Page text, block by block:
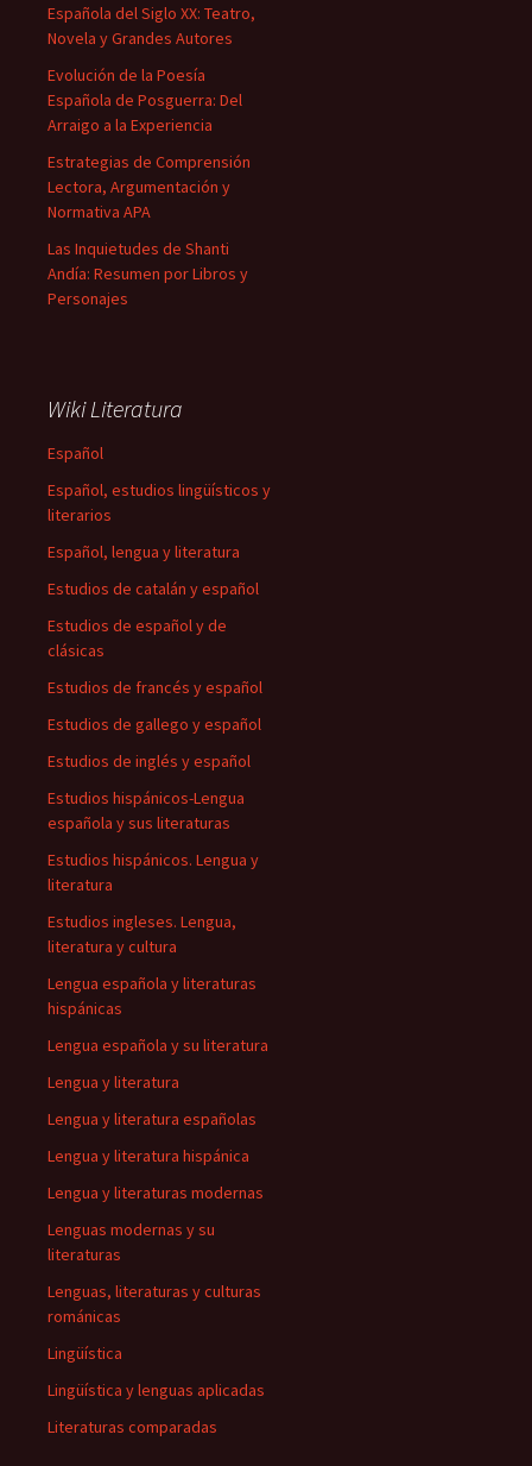
Española del Siglo XX: Teatro,
Novela y Grandes Autores
Evolución de la Poesía
Española de Posguerra: Del
Arraigo a la Experiencia
Estrategias de Comprensión
Lectora, Argumentación y
Normativa APA
Las Inquietudes de Shanti
Andía: Resumen por Libros y
Personajes
Wiki Literatura
Español
Español, estudios lingüísticos y
literarios
Español, lengua y literatura
Estudios de catalán y español
Estudios de español y de
clásicas
Estudios de francés y español
Estudios de gallego y español
Estudios de inglés y español
Estudios hispánicos-Lengua
española y sus literaturas
Estudios hispánicos. Lengua y
literatura
Estudios ingleses. Lengua,
literatura y cultura
Lengua española y literaturas
hispánicas
Lengua española y su literatura
Lengua y literatura
Lengua y literatura españolas
Lengua y literatura hispánica
Lengua y literaturas modernas
Lenguas modernas y su
literaturas
Lenguas, literaturas y culturas
románicas
Lingüística
Lingüística y lenguas aplicadas
Literaturas comparadas